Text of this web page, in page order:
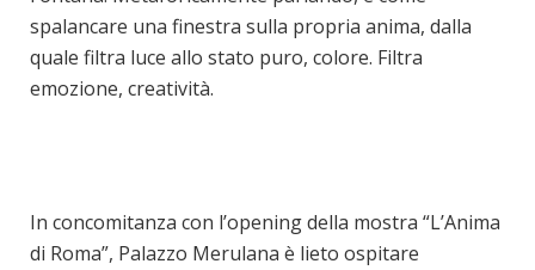
spalancare una finestra sulla propria anima, dalla
quale filtra luce allo stato puro, colore. Filtra
emozione, creatività.
In concomitanza con l’opening della mostra “L’Anima
di Roma”, Palazzo Merulana è lieto ospitare